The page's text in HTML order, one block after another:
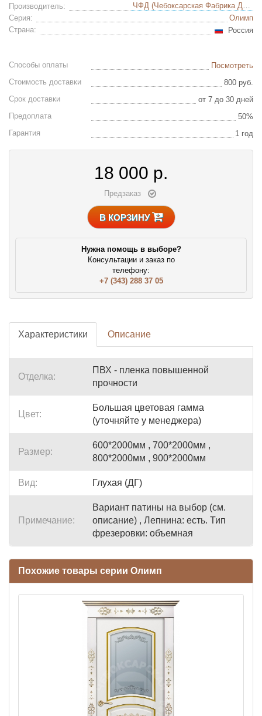
Производитель:
ЧФД (Чебоксарская Фабрика Дверей)
Серия:
Олимп
Страна:
Россия
Способы оплаты
Посмотреть
Стоимость доставки
800 руб.
Срок доставки
от 7 до 30 дней
Предоплата
50%
Гарантия
1 год
18 000 р.
Предзаказ
В КОРЗИНУ
Нужна помощь в выборе?
Консультации и заказ по
телефону:
+7 (343) 288 37 05
Характеристики Описание
Отделка:
ПВХ - пленка повышенной
прочности
Цвет:
Большая цветовая гамма
(уточняйте у менеджера)
Размер:
600*2000мм , 700*2000мм ,
800*2000мм , 900*2000мм
Вид: Глухая (ДГ)
Примечание:
Вариант патины на выбор (см.
описание) , Лепнина: есть. Тип
фрезеровки: объемная
Похожие товары серии Олимп